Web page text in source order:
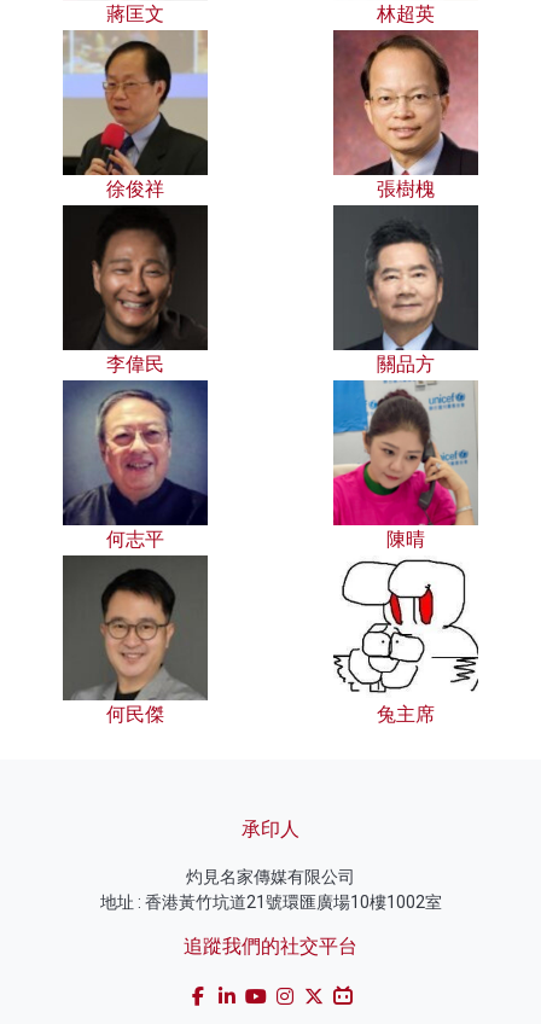
蔣匡文 林超英
徐俊祥 張樹槐
李偉民 關品方
何志平 陳晴
何民傑 兔主席
承印人
灼見名家傳媒有限公司
地址 : 香港黃竹坑道21號環匯廣場10樓1002室
追蹤我們的社交平台